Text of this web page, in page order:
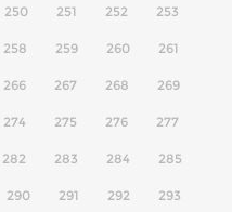
250 251 252 253
258 259 260 261
266 267 268 269
274 275 276 277
282 283 284 285
290 291 292 293